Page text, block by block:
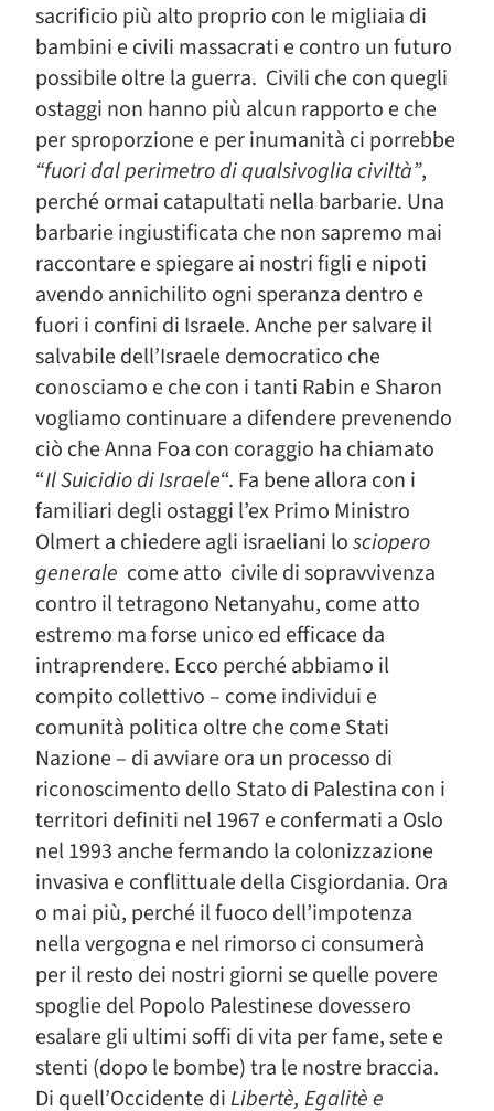
sacrificio più alto proprio con le migliaia di
bambini e civili massacrati e contro un futuro
possibile oltre la guerra. Civili che con quegli
ostaggi non hanno più alcun rapporto e che
per sproporzione e per inumanità ci porrebbe
“fuori dal perimetro di qualsivoglia civiltà”,
perché ormai catapultati nella barbarie. Una
barbarie ingiustificata che non sapremo mai
raccontare e spiegare ai nostri figli e nipoti
avendo annichilito ogni speranza dentro e
fuori i confini di Israele. Anche per salvare il
salvabile dell’Israele democratico che
conosciamo e che con i tanti Rabin e Sharon
vogliamo continuare a difendere prevenendo
ciò che Anna Foa con coraggio ha chiamato
“Il Suicidio di Israele“. Fa bene allora con i
familiari degli ostaggi l’ex Primo Ministro
Olmert a chiedere agli israeliani losciopero
generale come atto civile di sopravvivenza
contro il tetragono Netanyahu, come atto
estremo ma forse unico ed efficace da
intraprendere. Ecco perché abbiamo il
compito collettivo – come individui e
comunità politica oltre che come Stati
Nazione – di avviare ora un processo di
riconoscimento dello Stato di Palestina con i
territori definiti nel 1967 e confermati a Oslo
nel 1993 anche fermando la colonizzazione
invasiva e conflittuale della Cisgiordania. Ora
o mai più, perché il fuoco dell’impotenza
nella vergogna e nel rimorso ci consumerà
per il resto dei nostri giorni se quelle povere
spoglie del Popolo Palestinese dovessero
esalare gli ultimi soffi di vita per fame, sete e
stenti (dopo le bombe) tra le nostre braccia.
Di quell’Occidente diLibertè, Egalitè e